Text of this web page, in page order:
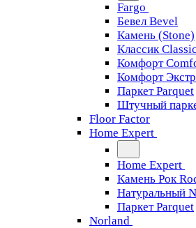
Fargo
Бевел Bevel
Камень (Stone)
Классик Classic
Комфорт
Комфорт
Паркет Parquet
Штучный
Floor Factor
Home Expert
Home Expert
Камень Рок
Натуральный
Паркет Parquet
Norland